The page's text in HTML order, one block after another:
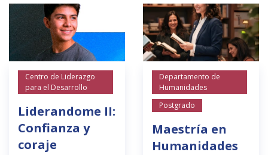
Centro de Liderazgo
para el Desarrollo
Liderandome II:
Confianza y
coraje
Departamento de
Humanidades
Postgrado
Maestría en
Humanidades